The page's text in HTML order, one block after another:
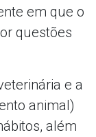
em que o
questões
e a
animal)
além